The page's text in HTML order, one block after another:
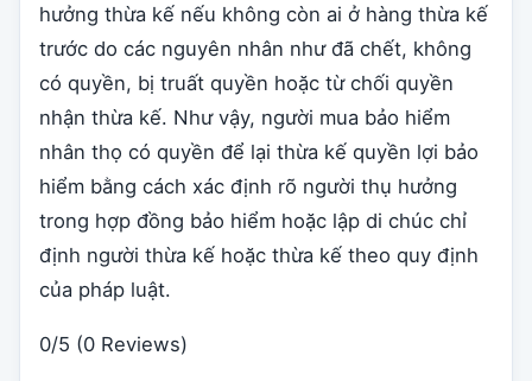
hưởng thừa kế nếu không còn ai ở hàng thừa kế
trước do các nguyên nhân như đã chết, không
có quyền, bị truất quyền hoặc từ chối quyền
nhận thừa kế. Như vậy, người mua bảo hiểm
nhân thọ có quyền để lại thừa kế quyền lợi bảo
hiểm bằng cách xác định rõ người thụ hưởng
trong hợp đồng bảo hiểm hoặc lập di chúc chỉ
định người thừa kế hoặc thừa kế theo quy định
của pháp luật.
0/5 (0 Reviews)